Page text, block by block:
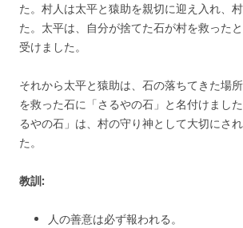
た。村人は太平と猿助を親切に迎え入れ、
た。太平は、自分が捨てた石が村を救った
受けました。
それから太平と猿助は、石の落ちてきた場
を救った石に「さるやの石」と名付けまし
るやの石」は、村の守り神として大切にさ
た。
教訓:
人の善意は必ず報われる。